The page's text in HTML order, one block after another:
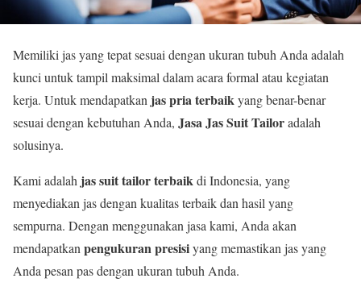
Memiliki jas yang tepat sesuai dengan ukuran tubuh Anda adalah
kunci untuk tampil maksimal dalam acara formal atau kegiatan
kerja. Untuk mendapatkan jas pria terbaikyang benar-benar
sesuai dengan kebutuhan Anda, Jasa Jas Suit Tailoradalah
solusinya.
Kami adalah jas suit tailor terbaikdi Indonesia, yang
menyediakan jas dengan kualitas terbaik dan hasil yang
sempurna. Dengan menggunakan jasa kami, Anda akan
mendapatkan pengukuran presisiyang memastikan jas yang
Anda pesan pas dengan ukuran tubuh Anda.